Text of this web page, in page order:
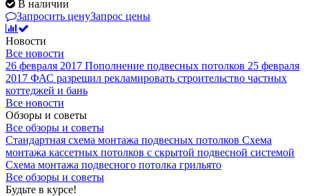
В наличии
Запросить ценуЗапрос цены
Новости
Все новости
26 февраля 2017 Пополнение подвесных потолков 25 февраля
2017 ФАС разрешил рекламировать строительство частных
коттеджей и бань
Все новости
Обзоры и советы
Все обзоры и советы
Стандартная схема монтажа подвесных потолков Схема
монтажа кассетных потолков с скрытой подвесной системой
Схема монтажа подвесного потолка грильято
Все обзоры и советы
Будьте в курсе!